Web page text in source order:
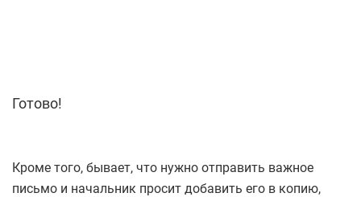
Готово!
Кроме того, бывает, что нужно отправить важное
письмо и начальник просит добавить его в копию,